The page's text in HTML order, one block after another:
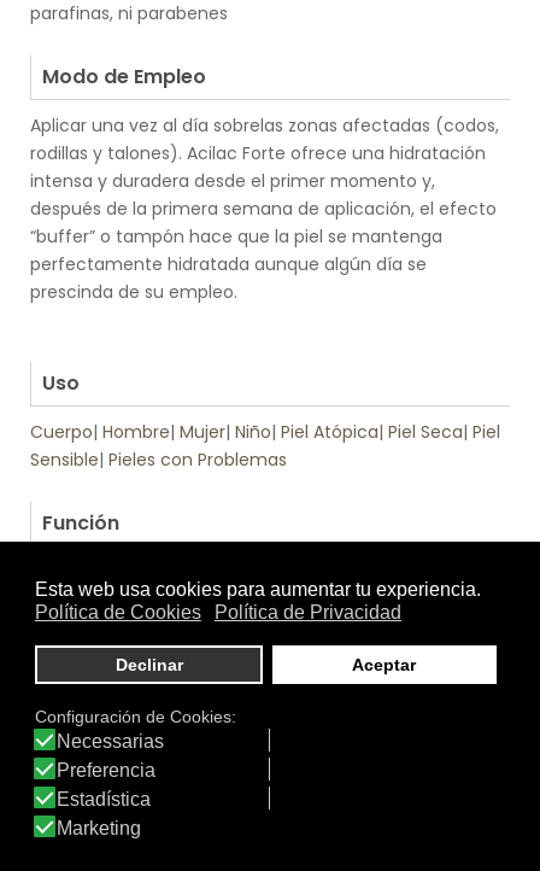
parafinas, ni parabenes
Modo de Empleo
Aplicar una vez al día sobrelas zonas afectadas (codos,
rodillas y talones). Acilac Forte ofrece una hidratación
intensa y duradera desde el primer momento y,
después de la primera semana de aplicación, el efecto
“buffer” o tampón hace que la piel se mantenga
perfectamente hidratada aunque algún día se
prescinda de su empleo.
Uso
Cuerpo| Hombre| Mujer| Niño| Piel Atópica| Piel Seca| Piel
Sensible| Pieles con Problemas
Función
Regeneradora|Relajante|Tratamiento específico
Textura Apto:
Sí, es apto
Otros productos de Luvilay